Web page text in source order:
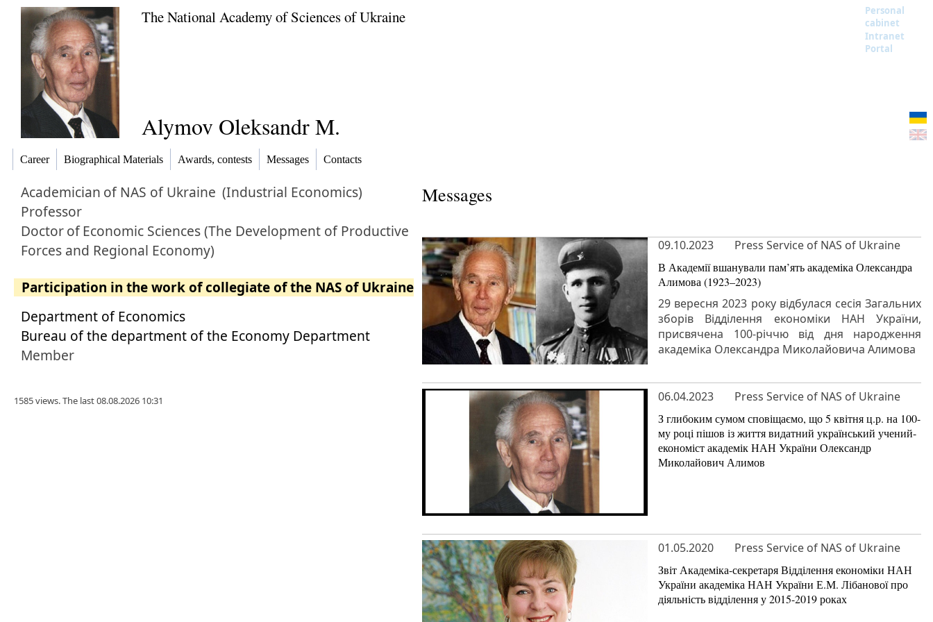
The National Academy of Sciences of Ukraine
Personal
cabinet
Intranet
Portal
Alymov Oleksandr M.
Career Biographical Materials Awards, contests Messages Contacts
Academician of NAS of Ukraine (Industrial Economics)
Professor
DoctorofEconomic Sciences (The Development of Productive
Forces and Regional Economy)
Participation in the work of collegiate of the NAS of Ukraine
Department of Economics
Bureau of the department of the Economy Department
Member
1585 views. The last 08.08.2026 10:31
Messages
09.10.2023 Press Service of NAS of Ukraine
В Академії вшанували пам’ять академіка Олександра
Алимова (1923–2023)
29 вересня 2023 року відбулася сесія Загальних
зборів Відділення економіки НАН України,
присвячена 100-річчю від дня народження
академіка Олександра Миколайовича Алимова
06.04.2023 Press Service of NAS of Ukraine
З глибоким сумом сповіщаємо, що 5 квітня ц.р. на 100-
му році пішов із життя видатний український учений-
економіст академік НАН України Олександр
Миколайович Алимов
01.05.2020 Press Service of NAS of Ukraine
Звіт Академіка-секретаря Відділення економіки НАН
України академіка НАН України Е.М. Лібанової про
діяльність відділення у 2015-2019 роках